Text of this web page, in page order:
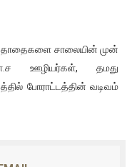
சாலையின் முன்
ஊழியர்கள், தமது
போராட்டத்தின் வடிவம்